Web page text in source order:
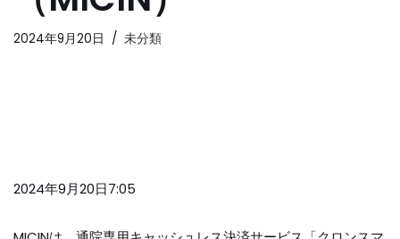
2024年9月20日 未分類
2024年9月20日7:05